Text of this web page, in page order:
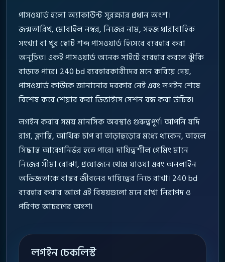
পাসওয়ার্ড হলো অ্যাকাউন্ট সুরক্ষার প্রধান অংশ।
জন্মতারিখ, মোবাইল নম্বর, নিজের নাম, সহজ ধারাবাহিক
সংখ্যা বা খুব ছোট শব্দ পাসওয়ার্ড হিসেবে ব্যবহার করা
অনুচিত। একই পাসওয়ার্ড অনেক সাইটে ব্যবহার করলে ঝুঁকি
বাড়তে পারে। 240 bd ব্যবহারকারীদের মনে করিয়ে দেয়,
পাসওয়ার্ড কাউকে জানানোর দরকার নেই এবং লগইন শেষে
বিশেষ করে শেয়ার করা ডিভাইসে সেশন বন্ধ করা উচিত।
লগইন করার সময় মানসিক অবস্থাও গুরুত্বপূর্ণ। আপনি যদি
রাগ, ক্লান্তি, আর্থিক চাপ বা তাড়াহুড়োর মধ্যে থাকেন, তাহলে
সিদ্ধান্ত আবেগনির্ভর হতে পারে। দায়িত্বশীল গেমিং মানে
নিজের সীমা বোঝা, প্রয়োজনে থেমে যাওয়া এবং অনলাইন
অভিজ্ঞতাকে বাস্তব জীবনের দায়িত্বের নিচে রাখা। 240 bd
ব্যবহার করার আগে এই বিষয়গুলো মনে রাখা নিরাপদ ও
পরিণত আচরণের অংশ।
লগইন চেকলিস্ট